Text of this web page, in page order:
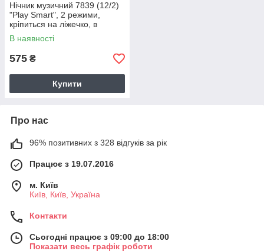
Нічник музичний 7839 (12/2)
"Play Smart", 2 режими,
кріпиться на ліжечко, в
коробці
В наявності
575 ₴
Купити
Про нас
96% позитивних з 328 відгуків за рік
Працює з 19.07.2016
м. Київ
Київ, Київ, Україна
Контакти
Сьогодні працює з 09:00 до 18:00
Показати весь графік роботи